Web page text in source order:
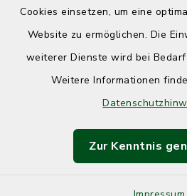
Cookies einsetzen, um eine
Website zu ermöglichen. Die
weiterer Dienste wird bei
Weitere Informationen
Zur Kenntnis